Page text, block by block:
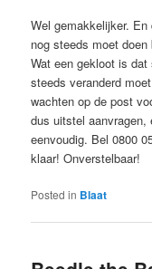
Wel gemakkelijker.
nog steeds moet
Wat een gekloot is
steeds veranderd
wachten op de post
dus uitstel
eenvoudig. Bel 0800
klaar! Onverstelbaar!
Posted in Blaat